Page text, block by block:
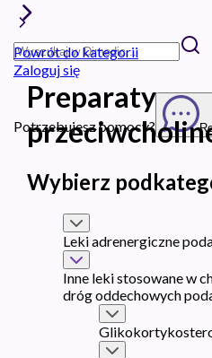
Zaloguj się
Potrzebujesz pomocy?
Powrót do kategorii
Preparaty
Wybierz
Leki adrenergiczne
Inne leki stosowane w
dróg oddechowych